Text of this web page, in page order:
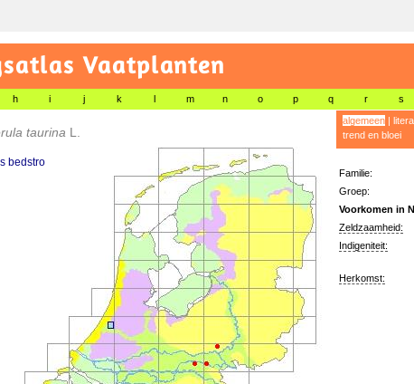
Vaatplanten
h i j k l m n o p q r s
taurina L.
bedstro
algemeen|
trend en bloei
Familie:
Groep:
Voorkomen in
Zeldzaamheid:
Indigeniteit:
Herkomst: